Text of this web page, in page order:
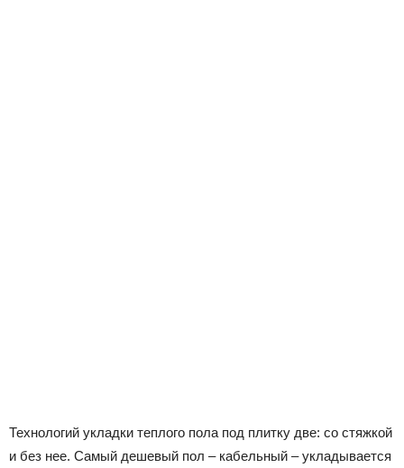
Технологий укладки теплого пола под плитку две: со стяжкой
и без нее. Самый дешевый пол – кабельный – укладывается